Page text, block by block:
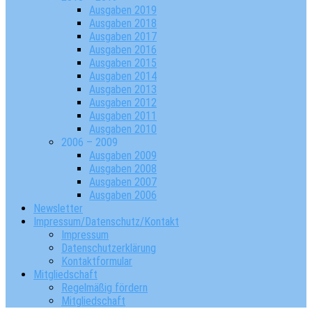
Ausgaben 2019
Ausgaben 2018
Ausgaben 2017
Ausgaben 2016
Ausgaben 2015
Ausgaben 2014
Ausgaben 2013
Ausgaben 2012
Ausgaben 2011
Ausgaben 2010
2006 – 2009
Ausgaben 2009
Ausgaben 2008
Ausgaben 2007
Ausgaben 2006
Newsletter
Impressum/Datenschutz/Kontakt
Impressum
Datenschutzerklärung
Kontaktformular
Mitgliedschaft
Regelmäßig fördern
Mitgliedschaft